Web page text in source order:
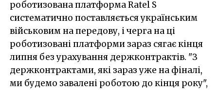
роботизована платформа Ratel S
систематично поставляється українським
військовим на передову, і черга на ці
роботизовані платформи зараз сягає кінця
липня без урахування держконтрактів. "З
держконтрактами, які зараз уже на фіналі,
ми будемо завалені роботою до кінця року",